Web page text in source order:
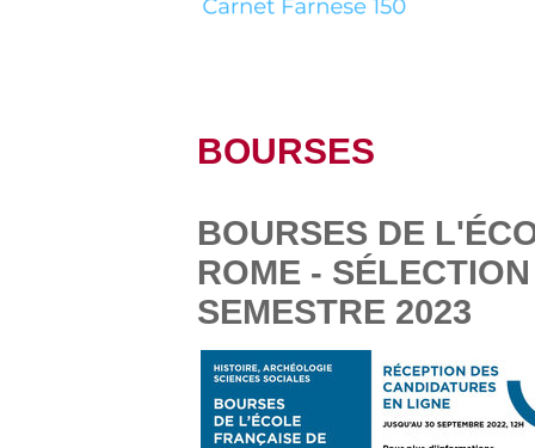
BOURSES
BOURSES DE
ROME -
SEMESTRE 2023